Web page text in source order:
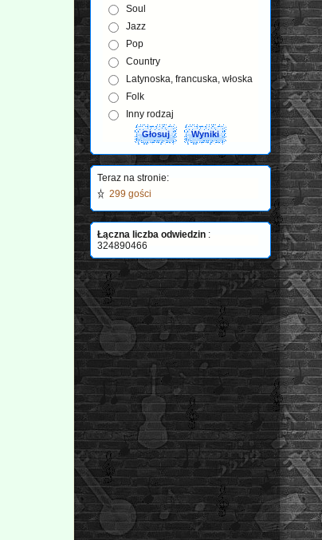
Soul
Jazz
Pop
Country
Latynoska, francuska, włoska
Folk
Inny rodzaj
Teraz na stronie:
299 gości
Łączna liczba odwiedzin :
324890466